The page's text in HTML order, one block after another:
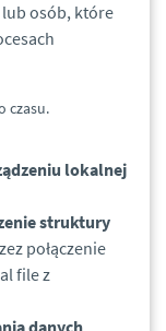
lub osób, które
czasu.
lokalnej
struktury
połączenie
file z